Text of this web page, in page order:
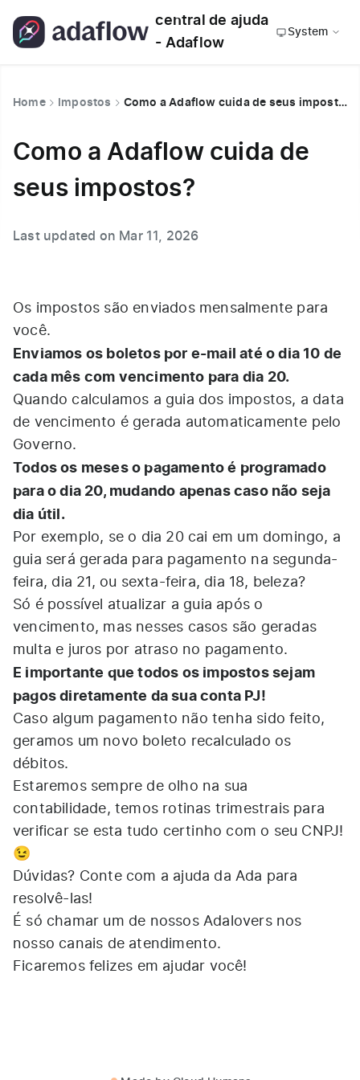
central de ajuda
- Adaflow
System
Home Impostos Como a Adaflow cuida de seus impostos?
Como a Adaflow cuida de
seus impostos?
Last updated on Mar 11, 2026
Os impostos são enviados mensalmente para
você.
Enviamos os boletos por e-mail até o dia 10 de
cada mês com vencimento para dia 20.
Quando calculamos a guia dos impostos, a data
de vencimento é gerada automaticamente pelo
Governo.
Todos os meses o pagamento é programado
para o dia 20, mudando apenas caso não seja
dia útil.
Por exemplo, se o dia 20 cai em um domingo, a
guia será gerada para pagamento na segunda-
feira, dia 21, ou sexta-feira, dia 18, beleza?
Só é possível atualizar a guia após o
vencimento, mas nesses casos são geradas
multa e juros por atraso no pagamento.
E importante que todos os impostos sejam
pagos diretamente da sua conta PJ!
Caso algum pagamento não tenha sido feito,
geramos um novo boleto recalculado os
débitos.
Estaremos sempre de olho na sua
contabilidade, temos rotinas trimestrais para
verificar se esta tudo certinho com o seu CNPJ!
😉
Dúvidas? Conte com a ajuda da Ada para
resolvê-las!
É só chamar um de nossos Adalovers nos
nosso canais de atendimento.
Ficaremos felizes em ajudar você!